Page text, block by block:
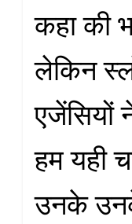
कहा की
लेकिन
एजेंसियों
हम यही
उनके